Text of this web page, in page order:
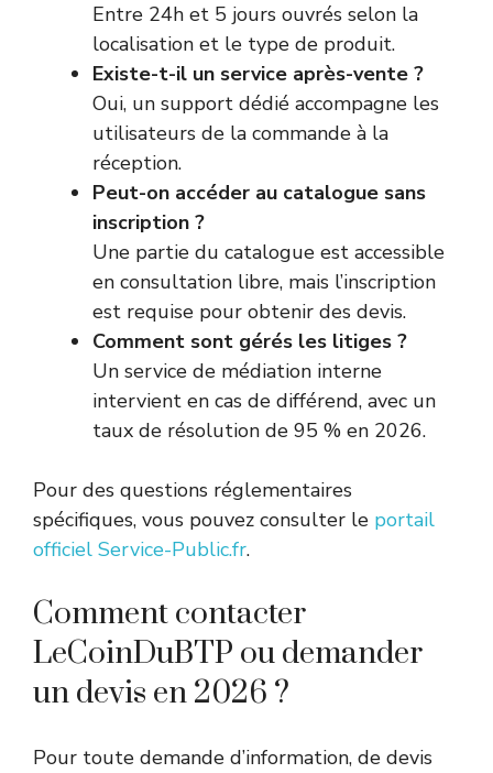
Entre 24h et 5 jours ouvrés selon la
localisation et le type de produit.
Existe-t-il un service après-vente ?
Oui, un support dédié accompagne les
utilisateurs de la commande à la
réception.
Peut-on accéder au catalogue sans
inscription ?
Une partie du catalogue est accessible
en consultation libre, mais l’inscription
est requise pour obtenir des devis.
Comment sont gérés les litiges ?
Un service de médiation interne
intervient en cas de différend, avec un
taux de résolution de 95 % en 2026.
Pour des questions réglementaires
spécifiques, vous pouvez consulter le portail
officiel Service-Public.fr.
Comment contacter
LeCoinDuBTP ou demander
un devis en 2026 ?
Pour toute demande d’information, de devis